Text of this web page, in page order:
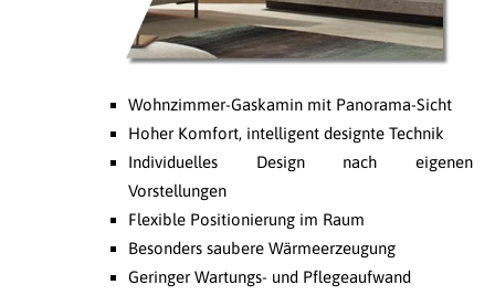
Wohnzimmer-Gaskamin mit Panorama-Sicht
Hoher Komfort, intelligent designte Technik
Individuelles Design nach eigenen
Vorstellungen
Flexible Positionierung im Raum
Besonders saubere Wärmeerzeugung
Geringer Wartungs- und Pflegeaufwand